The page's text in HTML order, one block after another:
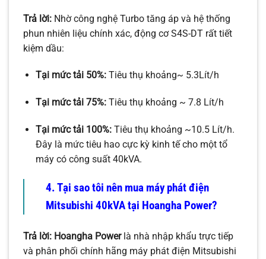
Trả lời: Nhờ công nghệ Turbo tăng áp và hệ thống
phun nhiên liệu chính xác, động cơ S4S-DT rất tiết
kiệm dầu:
Tại mức tải 50%:Tiêu thụ khoảng~ 5.3Lít/h
Tại mức tải 75%:Tiêu thụ khoảng ~ 7.8 Lít/h
Tại mức tải 100%:Tiêu thụ khoảng ~10.5 Lít/h.
Đây là mức tiêu hao cực kỳ kinh tế cho một tổ
máy có công suất 40kVA.
4. Tại sao tôi nên mua máy phát điện
Mitsubishi 40kVA tại Hoangha Power?
Trả lời: Hoangha Powerlà nhà nhập khẩu trực tiếp
và phân phối chính hãng máy phát điện Mitsubishi